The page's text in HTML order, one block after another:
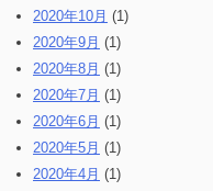
2020年10月 (1)
2020年9月 (1)
2020年8月 (1)
2020年7月 (1)
2020年6月 (1)
2020年5月 (1)
2020年4月 (1)